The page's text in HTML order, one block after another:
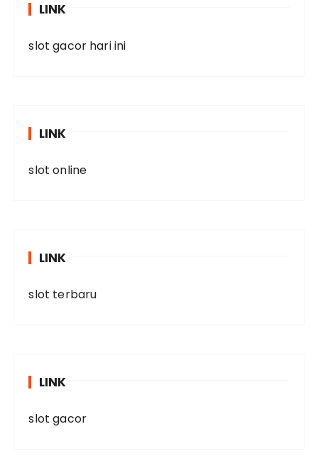
LINK
slot gacor hari ini
LINK
slot online
LINK
slot terbaru
LINK
slot gacor